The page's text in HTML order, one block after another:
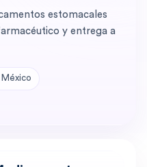
estomacales
y entrega a
México